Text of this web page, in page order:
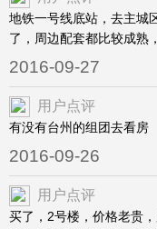
地铁一号线底站，去主城
了，周边配套都比较成熟
2016-09-27
用户点评
有没有台州的组团去看房
2016-09-26
用户点评
买了，2号楼，价格老贵